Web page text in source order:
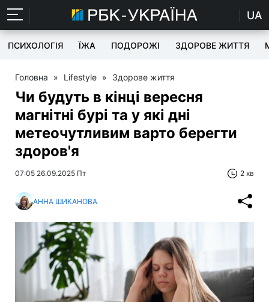
UA
ПСИХОЛОГІЯ ЇЖА ПОДОРОЖІ ЗДОРОВЕ ЖИТТЯ
Головна » Lifestyle » Здорове життя
Чи будуть в кінці вересня
магнітні бурі та у які дні
метеочутливим варто берегти
здоров'я
07:05 26.09.2025 Пт 2 хв
АННА ШИКАНОВА